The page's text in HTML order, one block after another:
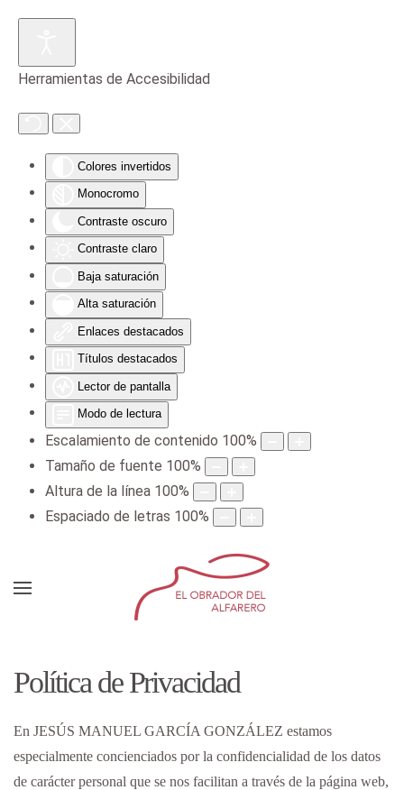
Herramientas de Accesibilidad
Colores invertidos
Monocromo
Contraste oscuro
Contraste claro
Baja saturación
Alta saturación
Enlaces destacados
Títulos destacados
Lector de pantalla
Modo de lectura
Escalamiento de contenido 100%
Tamaño de fuente 100%
Altura de la línea 100%
Espaciado de letras 100%
Política de Privacidad
En JESÚS MANUEL GARCÍA GONZÁLEZ estamos
especialmente concienciados por la confidencialidad de los datos
de carácter personal que se nos facilitan a través de la página web,